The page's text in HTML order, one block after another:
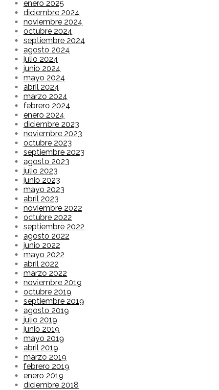
enero 2025
diciembre 2024
noviembre 2024
octubre 2024
septiembre 2024
agosto 2024
julio 2024
junio 2024
mayo 2024
abril 2024
marzo 2024
febrero 2024
enero 2024
diciembre 2023
noviembre 2023
octubre 2023
septiembre 2023
agosto 2023
julio 2023
junio 2023
mayo 2023
abril 2023
noviembre 2022
octubre 2022
septiembre 2022
agosto 2022
junio 2022
mayo 2022
abril 2022
marzo 2022
noviembre 2019
octubre 2019
septiembre 2019
agosto 2019
julio 2019
junio 2019
mayo 2019
abril 2019
marzo 2019
febrero 2019
enero 2019
diciembre 2018